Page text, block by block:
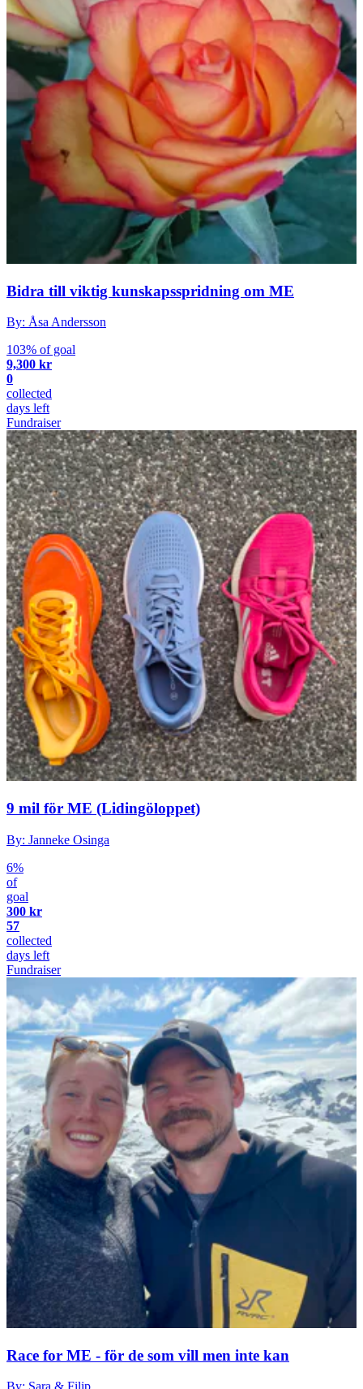
Bidra till viktig kunskapsspridning om ME
By: Åsa Andersson
103% of goal
9,300 kr
0
collected
days left
Fundraiser
9 mil för ME (Lidingöloppet)
By: Janneke Osinga
6%
of
goal
300 kr
57
collected
days left
Fundraiser
Race for ME - för de som vill men inte kan